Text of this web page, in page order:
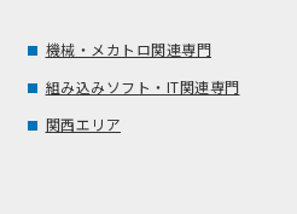
機械・メカトロ関連専門
組み込みソフト・IT関連専門
関西エリア